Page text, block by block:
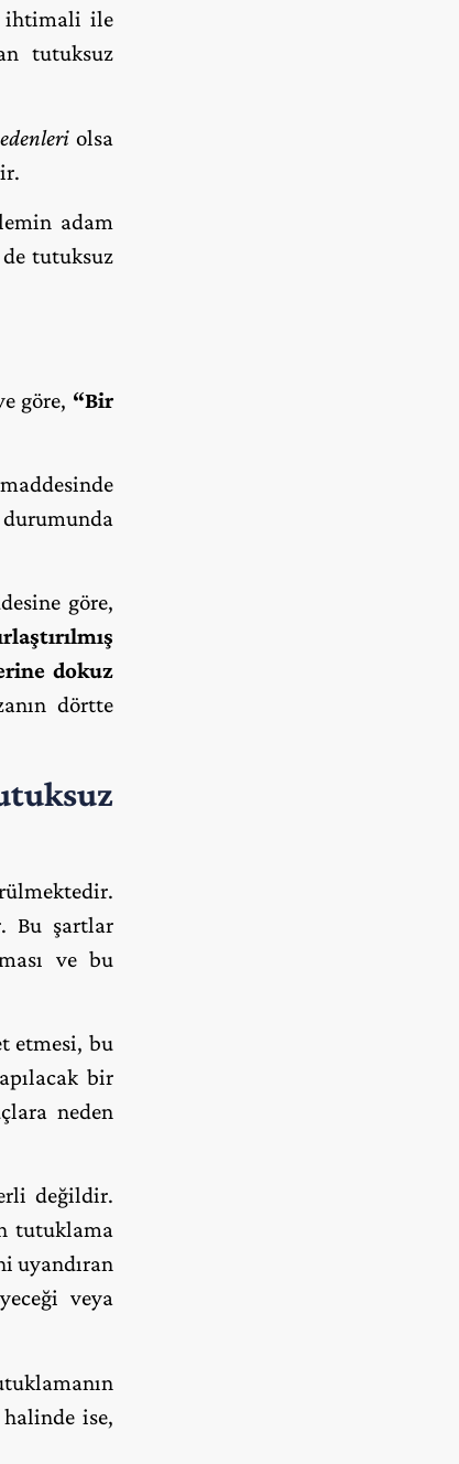
ihtimali ile
tutuksuz
olsa
adam
tutuksuz
göre, “Bir
göre,
dokuz
dörtte
Bu şartlar
ve bu
etmesi, bu
bir
neden
değildir.
tutuklama
uyandıran
veya
ise,